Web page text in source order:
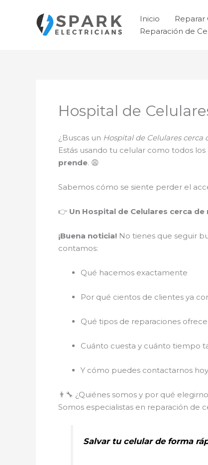
contenido
Inicio Reparar
Reparación de
Hospital de
¿Buscas un Hospital de Celulares cerca
Estás usando tu celular como todos
prende. 😩
Sabemos cómo se siente perder el
👉 Un Hospital de Celulares cerca de
¡Buena noticia! No tienes que seguir
contamos:
Qué hacemos exactamente
Por qué cientos de clientes ya
Qué tipos de reparaciones
Cuánto cuesta y cuánto tiempo
Y cómo puedes contactarnos
👨‍🔧 ¿Quiénes somos y por qué
Somos especialistas en reparación de
Salvar tu celular de forma